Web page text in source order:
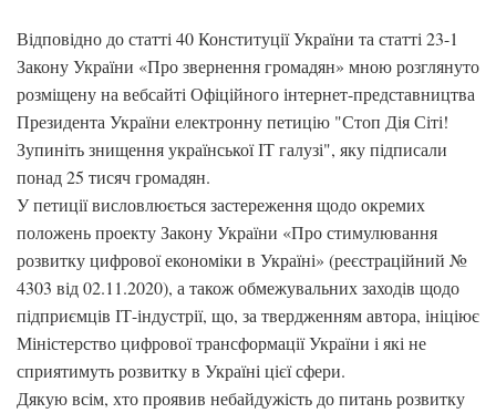
Відповідно до статті 40 Конституції України та статті 23-1
Закону України «Про звернення громадян» мною розглянуто
розміщену на вебсайті Офіційного інтернет-представництва
Президента України електронну петицію "Стоп Дія Сіті!
Зупиніть знищення української ІТ галузі", яку підписали
понад 25 тисяч громадян.
У петиції висловлюється застереження щодо окремих
положень проекту Закону України «Про стимулювання
розвитку цифрової економіки в Україні» (реєстраційний №
4303 від 02.11.2020), а також обмежувальних заходів щодо
підприємців ІТ-індустрії, що, за твердженням автора, ініціює
Міністерство цифрової трансформації України і які не
сприятимуть розвитку в Україні цієї сфери.
Дякую всім, хто проявив небайдужість до питань розвитку